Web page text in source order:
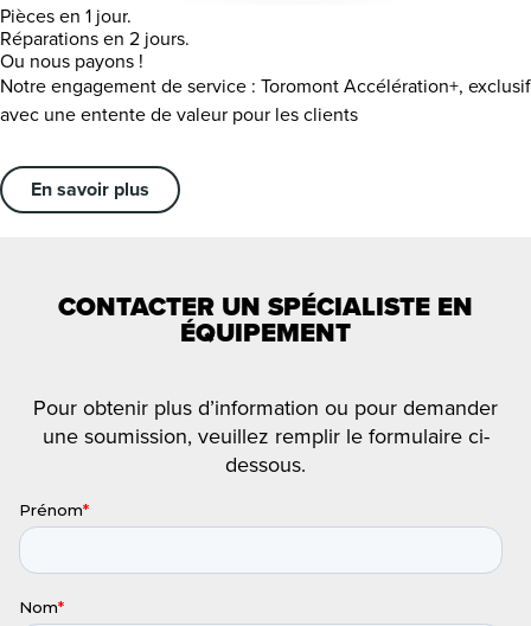
Pièces en 1 jour.
Réparations en 2 jours.
Ou nous payons !
Notre engagement de service : Toromont Accélération+, exclusif
avec une entente de valeur pour les clients
En savoir plus
CONTACTER UN SPÉCIALISTE EN
ÉQUIPEMENT
Pour obtenir plus d’information ou pour demander
une soumission, veuillez remplir le formulaire ci-
dessous.